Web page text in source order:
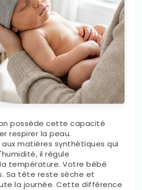
possède cette capacité
respirer la peau.
matières synthétiques qui
il régule
température. Votre bébé
Sa tête reste sèche et
la journée. Cette différence